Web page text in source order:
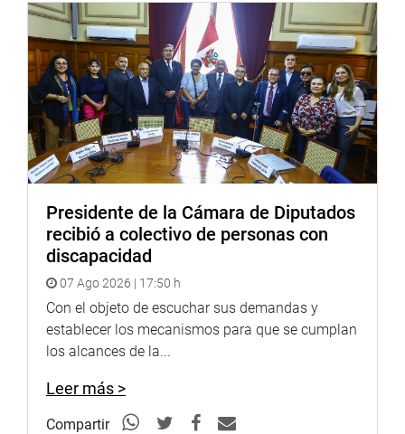
Presidente de la Cámara de Diputados
recibió a colectivo de personas con
discapacidad
07 Ago 2026 | 17:50 h
Con el objeto de escuchar sus demandas y
establecer los mecanismos para que se cumplan
los alcances de la...
Leer más >
Compartir